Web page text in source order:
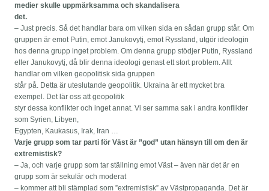
medier skulle uppmärksamma och skandalisera
det.
– Just precis. Så det handlar bara om vilken sida en sådan grupp står. Om
gruppen är emot Putin, emot Janukovytj, emot Ryssland, utgör ideologin
hos denna grupp inget problem. Om denna grupp stödjer Putin, Ryssland
eller Janukovytj, då blir denna ideologi genast ett stort problem. Allt
handlar om vilken geopolitisk sida gruppen
står på. Detta är uteslutande geopolitik. Ukraina är ett mycket bra
exempel. Det lär oss att geopolitik
styr dessa konflikter och inget annat. Vi ser samma sak i andra konflikter
som Syrien, Libyen,
Egypten, Kaukasus, Irak, Iran …
Varje grupp som tar parti för Väst är ”god” utan hänsyn till om den är
extremistisk?
– Ja, och varje grupp som tar ställning emot Väst – även när det är en
grupp som är sekulär och moderat
– kommer att bli stämplad som ”extremistisk” av Västpropaganda. Det är